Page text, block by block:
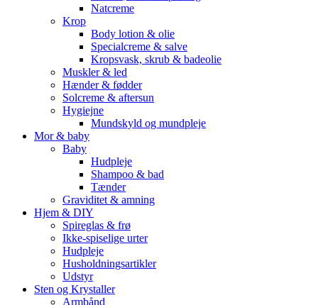
Natcreme
Krop
Body lotion & olie
Specialcreme & salve
Kropsvask, skrub & badeolie
Muskler & led
Hænder & fødder
Solcreme & aftersun
Hygiejne
Mundskyld og mundpleje
Mor & baby
Baby
Hudpleje
Shampoo & bad
Tænder
Graviditet & amning
Hjem & DIY
Spireglas & frø
Ikke-spiselige urter
Hudpleje
Husholdningsartikler
Udstyr
Sten og Krystaller
Armbånd